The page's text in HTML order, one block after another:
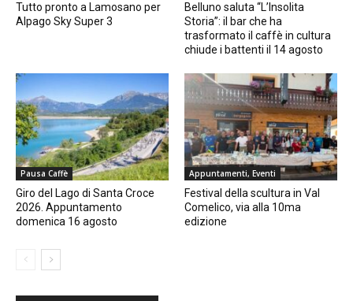
Tutto pronto a Lamosano per
Alpago Sky Super 3
Belluno saluta “L’Insolita
Storia”: il bar che ha
trasformato il caffè in cultura
chiude i battenti il 14 agosto
Pausa Caffè
Giro del Lago di Santa Croce
2026. Appuntamento
domenica 16 agosto
Appuntamenti, Eventi
Festival della scultura in Val
Comelico, via alla 10ma
edizione